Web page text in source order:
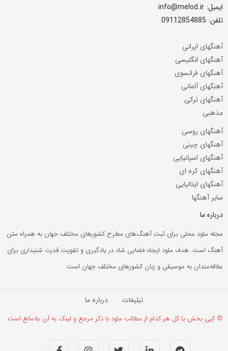
ایمیل: info@melod.ir
تلفن: 09112854885
آهنگهای ایرانی
آهنگهای انگلیسی
آهنگهای فرانسوی
آهنگهای آلمانی
آهنگهای ترکی
مذهبی
آهنگهای روسی
آهنگهای چینی
آهنگهای اسپانیایی
آهنگهای کره ای
آهنگهای ایتالیایی
سایر آهنگها
درباره ما
مجله ملود محلی برای ثبت آهنگ‌های مطرح کشورهای مختلف جهان به همراه متن
آهنگ است. هدف ملود ایجاد فضایی شاد در یادگیری و تقویت قدرت شنیداری برای
علاقه‌مندان به موسیقی و زبان کشورهای مختلف جهان است.
تبلیغات درباره ما
© کپی بخش یا کل هر کدام از مطالب ملود با ذکر مرجع و لینک به آن بلامانع است.